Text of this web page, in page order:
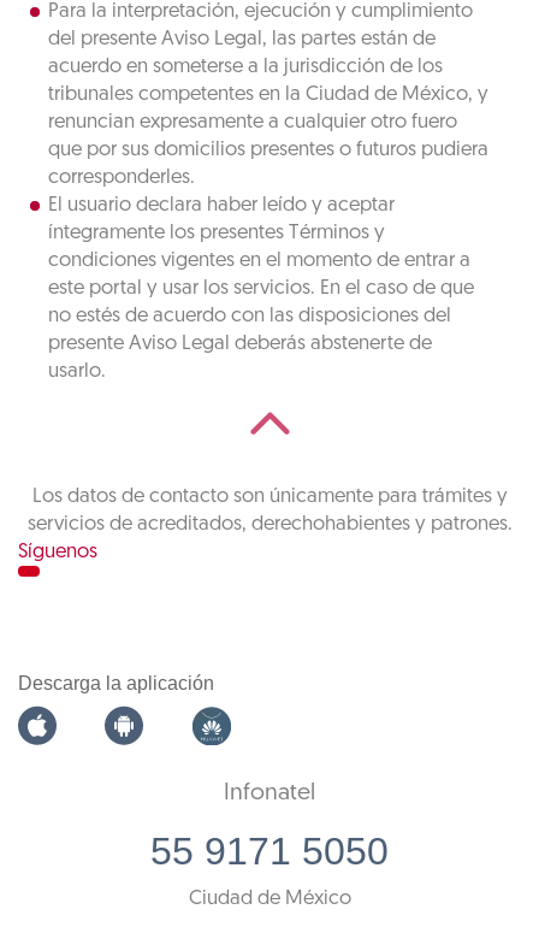
Para la interpretación, ejecución y cumplimiento
del presente Aviso Legal, las partes están de
acuerdo en someterse a la jurisdicción de los
tribunales competentes en la Ciudad de México, y
renuncian expresamente a cualquier otro fuero
que por sus domicilios presentes o futuros pudiera
corresponderles.
El usuario declara haber leído y aceptar
íntegramente los presentes Términos y
condiciones vigentes en el momento de entrar a
este portal y usar los servicios. En el caso de que
no estés de acuerdo con las disposiciones del
presente Aviso Legal deberás abstenerte de
usarlo.
Los datos de contacto son únicamente para trámites y
servicios de acreditados, derechohabientes y patrones.
Síguenos
Descarga la aplicación
Infonatel
55 9171 5050
Ciudad de México